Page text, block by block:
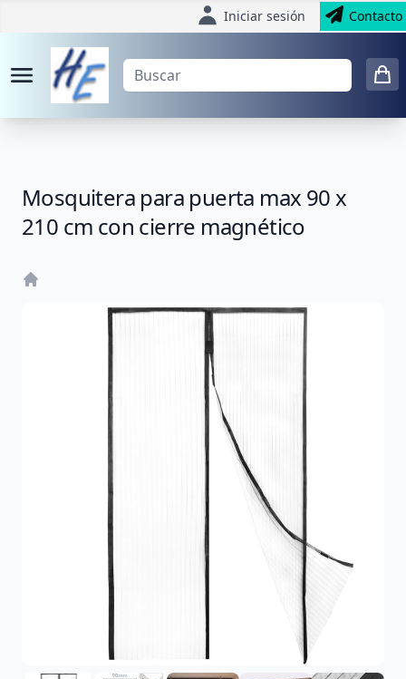
Iniciar sesión Contacto
Mosquitera para puerta max 90 x
210 cm con cierre magnético